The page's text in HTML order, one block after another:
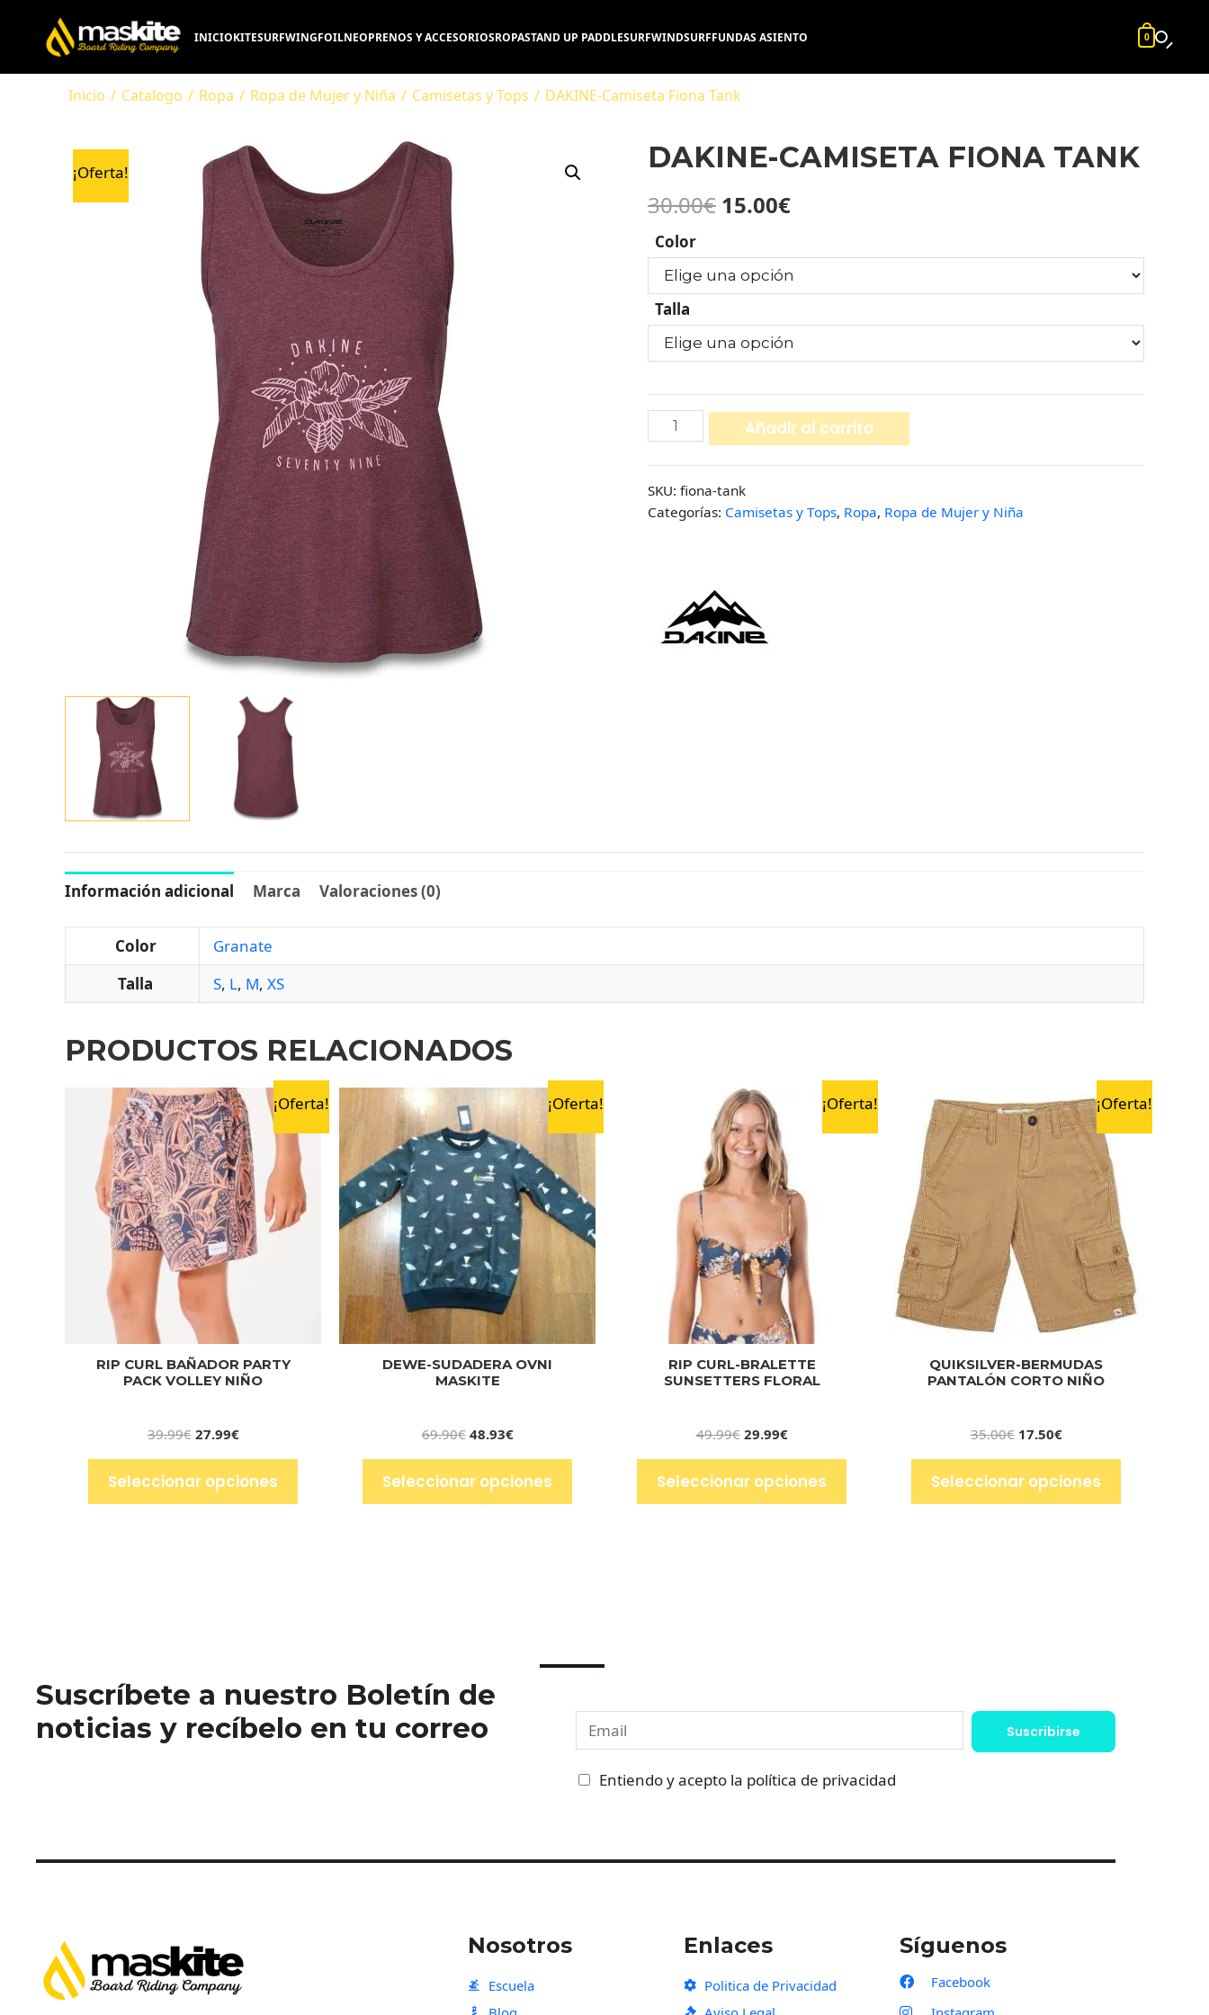
INICIOKITESURFWINGFOILNEOPRENOS Y ACCESORIOSROPASTAND UP PADDLESURFWINDSURFFUNDAS ASIENTO 0
Inicio / Catalogo / Ropa / Ropa de Mujer y Niña / Camisetas y Tops / DAKINE-Camiseta Fiona Tank
¡Oferta! DAKINE-CAMISETA FIONA TANK
30.00€ 15.00€
Color
Talla
Añadir al carrito
SKU: fiona-tank
Categorías: Camisetas y Tops, Ropa, Ropa de Mujer y Niña
Información adicional Marca Valoraciones (0)
Color
Granate
Talla
S, L, M,XS
PRODUCTOS RELACIONADOS
¡Oferta!
RIP CURL BAÑADOR PARTY
PACK VOLLEY NIÑO
39.99€ 27.99€
Seleccionar opciones
¡Oferta!
DEWE-SUDADERA OVNI
MASKITE
69.90€ 48.93€
Seleccionar opciones
¡Oferta!
RIP CURL-BRALETTE
SUNSETTERS FLORAL
49.99€ 29.99€
Seleccionar opciones
¡Oferta!
QUIKSILVER-BERMUDAS
PANTALÓN CORTO NIÑO
35.00€ 17.50€
Seleccionar opciones
Suscríbete a nuestro Boletín de
noticias y recíbelo en tu correo
m
a
C
Entiendo y acepto la política de privacidad
Suscribirse
Nosotros
Escuela
Enlaces
Politica de Privacidad
Síguenos
Facebook